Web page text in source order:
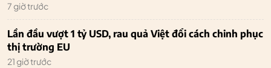
7 giờ trước
Lần đầu vượt 1 tỷ USD, rau quả Việt đổi cách chinh phục
thị trường EU
21 giờ trước